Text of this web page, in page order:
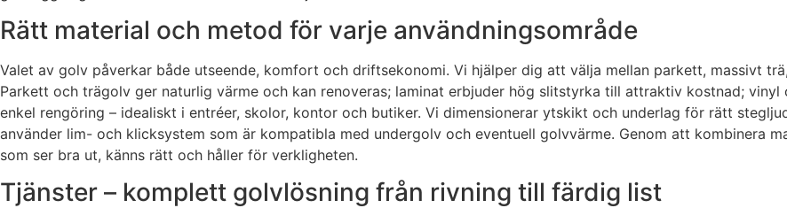
Rätt material och metod för varje användningsområde
Valet av golv påverkar både utseende, komfort och driftsekonomi. Vi hjälper dig att välja mellan parkett, massivt
Parkett och trägolv ger naturlig värme och kan renoveras; laminat erbjuder hög slitstyrka till attraktiv kostnad;
enkel rengöring – idealiskt i entréer, skolor, kontor och butiker. Vi dimensionerar ytskikt och underlag för rätt
använder lim- och klicksystem som är kompatibla med undergolv och eventuell golvvärme. Genom att kombinera
som ser bra ut, känns rätt och håller för verkligheten.
Tjänster – komplett golvlösning från rivning till färdig list